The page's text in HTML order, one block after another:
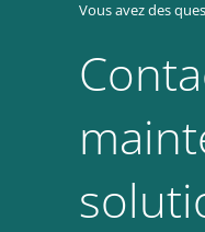
Vous avez des